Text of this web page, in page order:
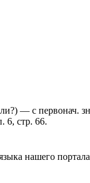
— с первонач.
6, стр. 66.
нашего